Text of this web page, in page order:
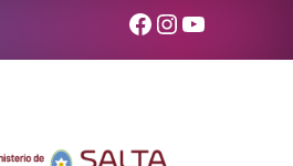
Facebook
Instagram
YouTube